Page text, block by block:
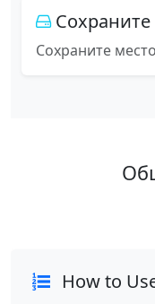
Сохраните
Сохраните
How to